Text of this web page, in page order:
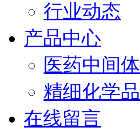
行业动态
产品中心
医药中间体
精细化学品
在线留言